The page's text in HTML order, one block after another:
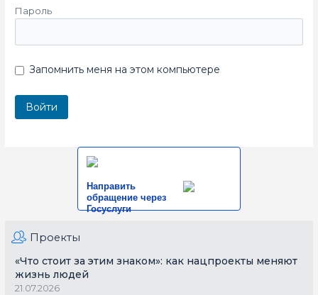
Пароль
Запомнить меня на этом компьютере
Направить
обращение через
Госуслуги
Проекты
«Что стоит за этим знаком»: как нацпроекты меняют
жизнь людей
21.07.2026